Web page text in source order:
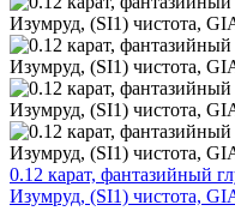
0.12 карат, фантазийный
Изумруд, (SI1) чистота,